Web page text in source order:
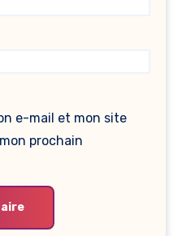
e-mail et mon site
prochain